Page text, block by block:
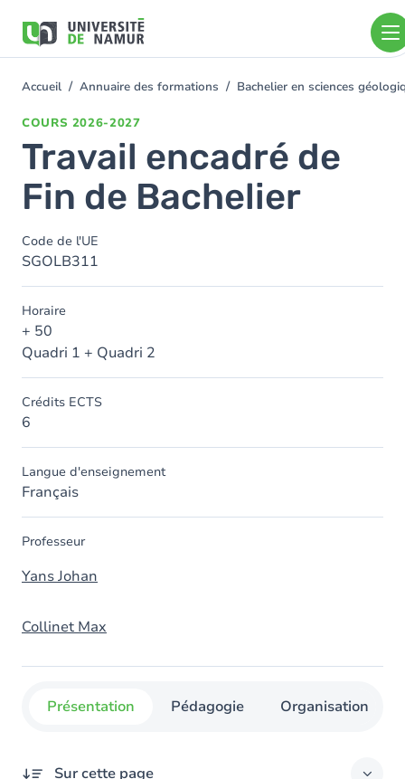
contenu
You
Accueil Annuaire des formations Bachelier en sciences
COURS 2026-2027
Travail encadré de
Fin de Bachelier
Code de l'UE
SGOLB311
Horaire
+ 50
Quadri 1 + Quadri 2
Crédits ECTS
6
Langue d'enseignement
Français
Professeur
Yans Johan
Collinet Max
Présentation Pédagogie Organisation
Sur cette page